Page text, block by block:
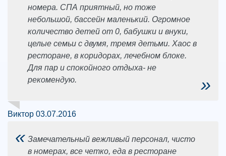
номера. СПА приятный, но тоже
небольшой, бассейн маленький. Огромное
количество детей от 0, бабушки и внуки,
целые семьи с двумя, тремя детьми. Хаос в
ресторане, в коридорах, лечебном блоке.
Для пар и спокойного отдыха- не
рекомендую.
»
Виктор 03.07.2016
« Замечательный вежливый персонал, чисто
в номерах, все четко, еда в ресторане